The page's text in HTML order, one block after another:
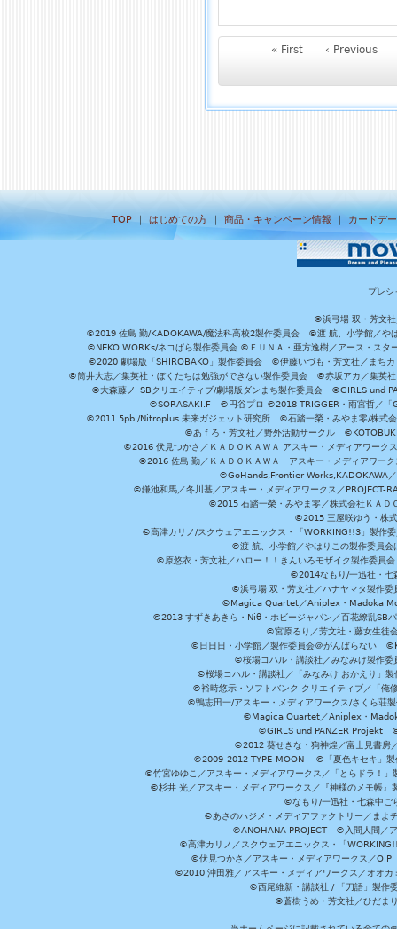
« First ‹ Previous
TOP｜ はじめての方｜ 商品・キャンペーン情報 ｜ カードデ
プレシ
©浜弓場 双・芳文社
©2019 佐島 勤/KADOKAWA/魔法科高校2製作委員会 ©渡 航、小学館／や
©NEKO WORKs/ネコぱら製作委員会 ©ＦＵＮＡ・亜方逸樹／アース・ス
©2020 劇場版「SHIROBAKO」製作委員会 ©伊藤いづも・芳文社／まち
©筒井大志／集英社・ぼくたちは勉強ができない製作委員会 ©赤坂アカ／集英
©大森藤ノ･SBクリエイティブ/劇場版ダンまち製作委員会 ©GIRLS und
©SORASAKI.F ©円谷プロ ©2018 TRIGGER・雨宮哲／
©2011 5pb./Nitroplus 未来ガジェット研究所 ©石踏一榮・みやま零/株式
©あｆろ・芳文社／野外活動サークル
©2016 伏見つかさ／ＫＡＤＯＫＡＷＡ アスキー・メディアワー
©2016 佐島 勤／ＫＡＤＯＫＡＷＡ アスキー・メディアワ
©GoHands,Frontier Works,KADOKAWA
©鎌池和馬／冬川基／アスキー・メディアワークス／
©2015 石踏一榮・みやま零／株式会社ＫＡＤ
©2015 三屋咲ゆう・株
©高津カリノ/スクウェアエニックス・「WORKING!!3」製作
©渡 航、小学館／やはりこの製作委員
©原悠衣・芳文社／ハロー！！きんいろモザイク製作委員
©2014なもり/一迅社・
©浜弓場 双・芳文社／ハナヤマタ製作
©Magica Quartet／Aniplex・Madoka
©2013 すずきあきら・Niθ・ホビージャパン／百花繚乱
©宮原るり／芳文社・藤女生徒
©日日日・小学館／製作委員会＠がんばらない
©桜場コハル・講談社／みなみけ製作
©桜場コハル・講談社／「みなみけ おかえり」
©裕時悠示・ソフトバンク クリエイティブ／「
©鴨志田一/アスキー・メディアワークス/さく
©Magica Quartet／Aniplex・
©GIRLS und PANZER Projekt ©
©2012 葵せきな・狗神煌／富士見書
©2009-2012 TYPE-MOON ©「夏色キセキ」製
©竹宮ゆゆこ／アスキー・メディアワークス／「とらドラ！
©杉井 光／アスキー・メディアワークス／『神様のメモ帳
©なもり/一迅社・七森中
©あさのハジメ・メディアファクトリー／ま
©ANOHANA PROJECT ©入間人間／ア
©高津カリノ／スクウェアエニックス・「
©伏見つかさ／アスキー・メディアワークス／
©2010 沖田雅／アスキー・メディアワークス／オオ
©西尾維新・講談社 / 「刀語」製作
©蒼樹うめ・芳文社／ひだま